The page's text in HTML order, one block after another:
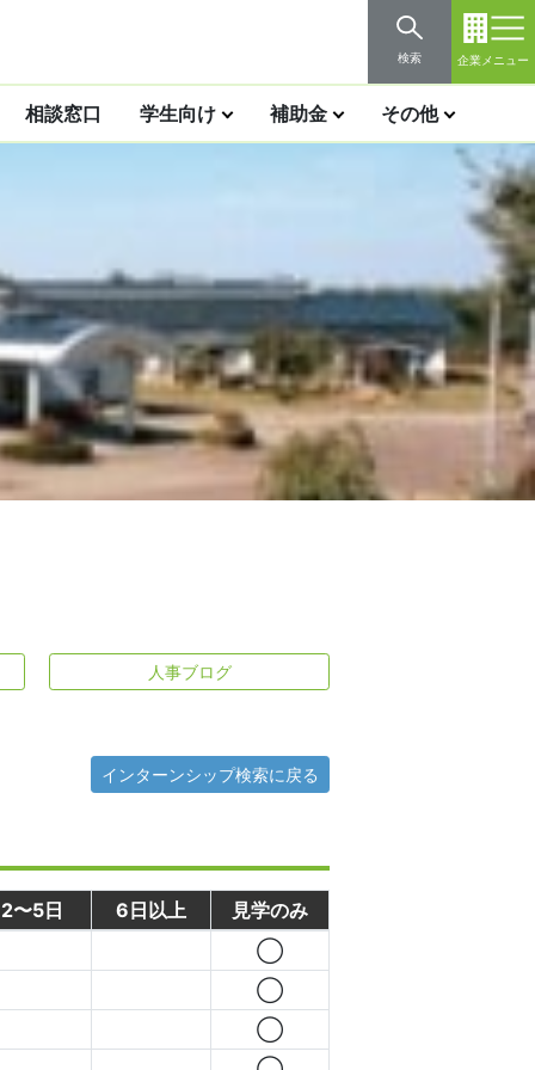
検索 企業メニュー
相談窓口 学生向け 補助金 その他
人事ブログ
インターンシップ検索に戻る
2〜5日 6日以上
見学のみ
◯
◯
◯